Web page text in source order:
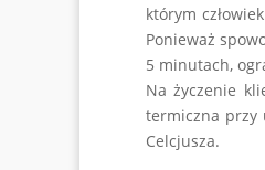
którym
Ponieważ
5 minutach,
Na życzenie
termiczna przy
Celcjusza.